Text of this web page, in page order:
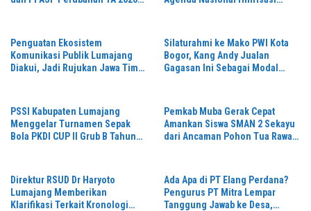
Penguatan Ekosistem
Komunikasi Publik Lumajang
Diakui, Jadi Rujukan Jawa Timur
Silaturahmi ke Mako PWI Kota
Bogor, Kang Andy Jualan
Gagasan Ini Sebagai Modal
PSSI Kabupaten Lumajang
Menggelar Turnamen Sepak
Bola PKDI CUP II Grub B Tahun
Pemkab Muba Gerak Cepat
Amankan Siswa SMAN 2 Sekayu
dari Ancaman Pohon Tua Rawan
Direktur RSUD Dr Haryoto
Lumajang Memberikan
Klarifikasi Terkait Kronologi
Ada Apa di PT Elang Perdana?
Pengurus PT Mitra Lempar
Tanggung Jawab ke Desa,